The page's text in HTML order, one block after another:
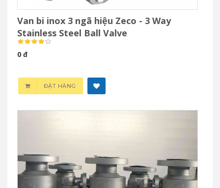
Van bi inox 3 ngã hiệu Zeco - 3 Way
Stainless Steel Ball Valve
0 đ
ĐẶT HÀNG